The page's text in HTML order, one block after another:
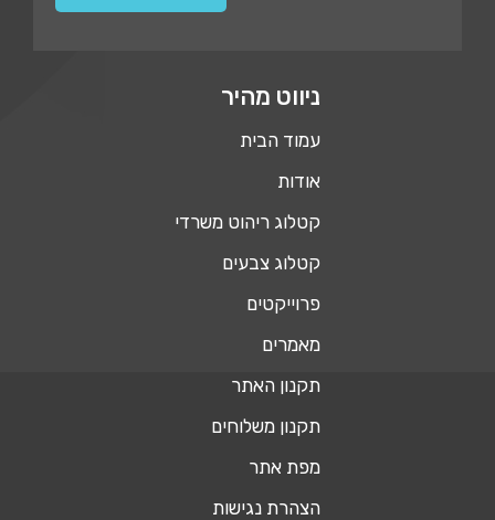
ניווט מהיר
עמוד הבית
אודות
קטלוג ריהוט משרדי
קטלוג צבעים
פרוייקטים
מאמרים
תקנון האתר
תקנון משלוחים
מפת אתר
הצהרת נגישות